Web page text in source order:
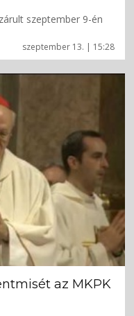
szeptember 13. | 15:28
szeptember 9-én
az MKPK